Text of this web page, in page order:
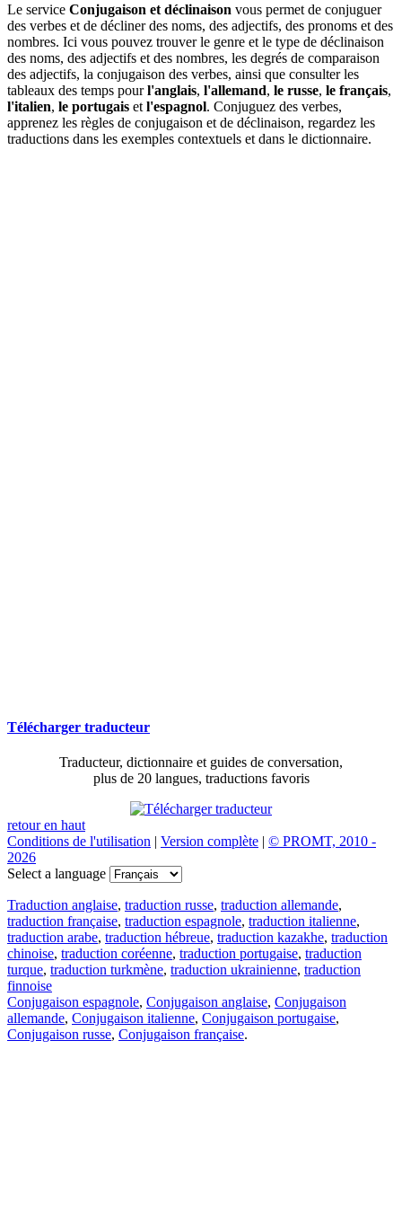
Le service Conjugaison et déclinaison vous permet de conjuguer
des verbes et de décliner des noms, des adjectifs, des pronoms et des
nombres. Ici vous pouvez trouver le genre et le type de déclinaison
des noms, des adjectifs et des nombres, les degrés de comparaison
des adjectifs, la conjugaison des verbes, ainsi que consulter les
tableaux des temps pourl'anglais, l'allemand, le russe, le français,
l'italien, le portugais et l'espagnol. Conjuguez des verbes,
apprenez les règles de conjugaison et de déclinaison, regardez les
traductions dans les exemples contextuels et dans le dictionnaire.
Télécharger traducteur
Traducteur, dictionnaire et guides de conversation,
plus de 20 langues, traductions favoris
retour en haut
Conditions de l'utilisation | Version complète | © PROMT, 2010 -
2026
Select a language
Traduction anglaise, traduction russe, traduction allemande,
traduction française, traduction espagnole, traduction italienne,
traduction arabe, traduction hébreue, traduction kazakhe, traduction
chinoise, traduction coréenne, traduction portugaise, traduction
turque, traduction turkmène, traduction ukrainienne, traduction
finnoise
Conjugaison espagnole, Conjugaison anglaise, Conjugaison
allemande, Conjugaison italienne, Conjugaison portugaise,
Conjugaison russe, Conjugaison française.